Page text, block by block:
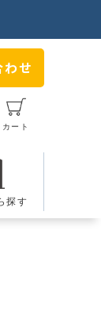
わせ
カート
探す